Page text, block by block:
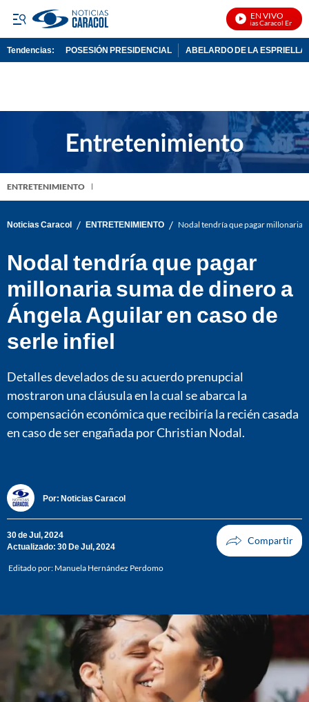
EN VIVO
Noticias Caracol En Vivo
Tendencias: POSESIÓN PRESIDENCIAL ABELARDO DE LA ESPRIELLA
ENTRETENIMIENTO
Noticias Caracol / ENTRETENIMIENTO / Nodal tendría que pagar millonaria
Nodal tendría que pagar
millonaria suma de dinero a
Ángela Aguilar en caso de
serle infiel
Detalles develados de su acuerdo prenupcial
mostraron una cláusula en la cual se abarca la
compensación económica que recibiría la recién casada
en caso de ser engañada por Christian Nodal.
Por: Noticias Caracol
30 de Jul, 2024
Actualizado: 30 De Jul, 2024
Editado por: Manuela Hernández Perdomo